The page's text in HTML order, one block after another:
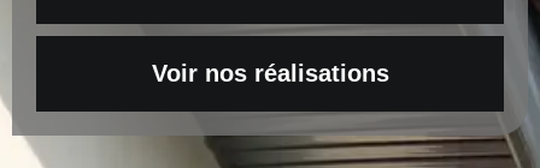
Voir nos réalisations